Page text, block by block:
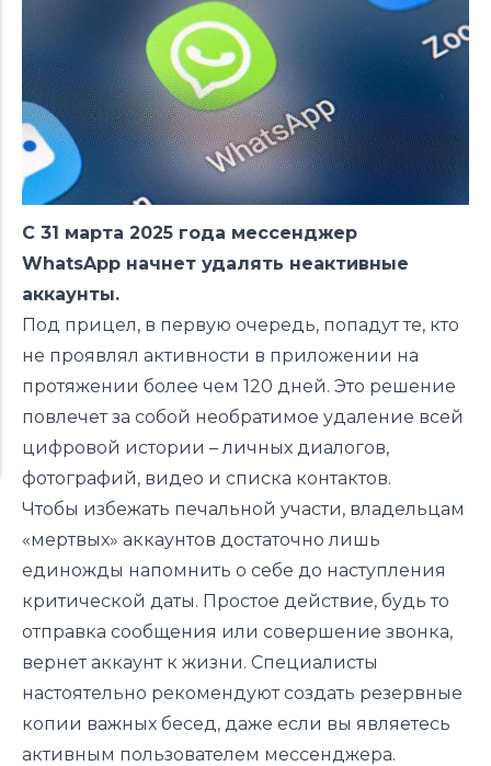
С 31 марта 2025 года мессенджер
WhatsApp начнет удалять неактивные
аккаунты.
Под прицел, в первую очередь, попадут те, кто
не проявлял активности в приложении на
протяжении более чем 120 дней. Это решение
повлечет за собой необратимое удаление всей
цифровой истории – личных диалогов,
фотографий, видео и списка контактов.
Чтобы избежать печальной участи, владельцам
«мертвых» аккаунтов достаточно лишь
единожды напомнить о себе до наступления
критической даты. Простое действие, будь то
отправка сообщения или совершение звонка,
вернет аккаунт к жизни. Специалисты
настоятельно рекомендуют создать резервные
копии важных бесед, даже если вы являетесь
активным пользователем мессенджера.